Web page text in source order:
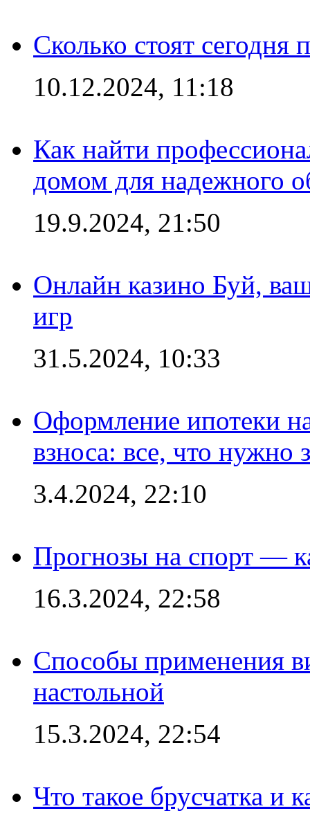
Сколько стоят сегодня
10.12.2024, 11:18
Как найти
домом для надежного
19.9.2024, 21:50
Онлайн казино Буй,
игр
31.5.2024, 10:33
Оформление ипотеки
взноса: все, что нужно
3.4.2024, 22:10
Прогнозы на спорт —
16.3.2024, 22:58
Способы применения
настольной
15.3.2024, 22:54
Что такое брусчатка и